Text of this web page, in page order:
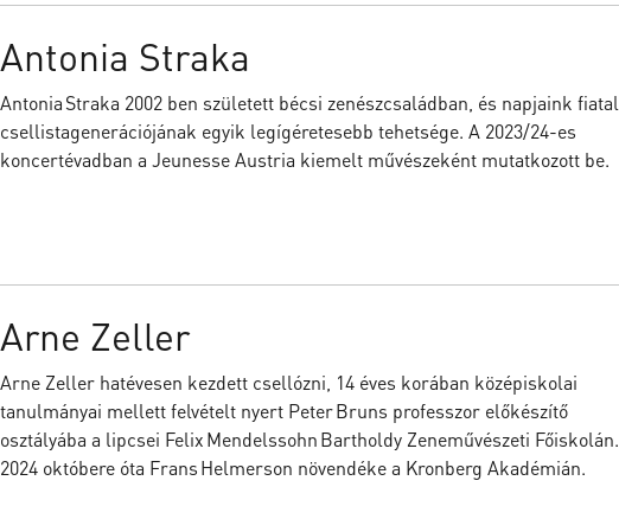
Antonia Straka
Antonia Straka 2002 ben született bécsi zenészcsaládban, és napjaink fiatal
csellistagenerációjának egyik legígéretesebb tehetsége. A 2023/24-es
koncertévadban a Jeunesse Austria kiemelt művészeként mutatkozott be.
Arne Zeller
Arne Zeller hatévesen kezdett csellózni, 14 éves korában középiskolai
tanulmányai mellett felvételt nyert Peter Bruns professzor előkészítő
osztályába a lipcsei Felix Mendelssohn Bartholdy Zeneművészeti Főiskolán.
2024 októbere óta Frans Helmerson növendéke a Kronberg Akadémián.